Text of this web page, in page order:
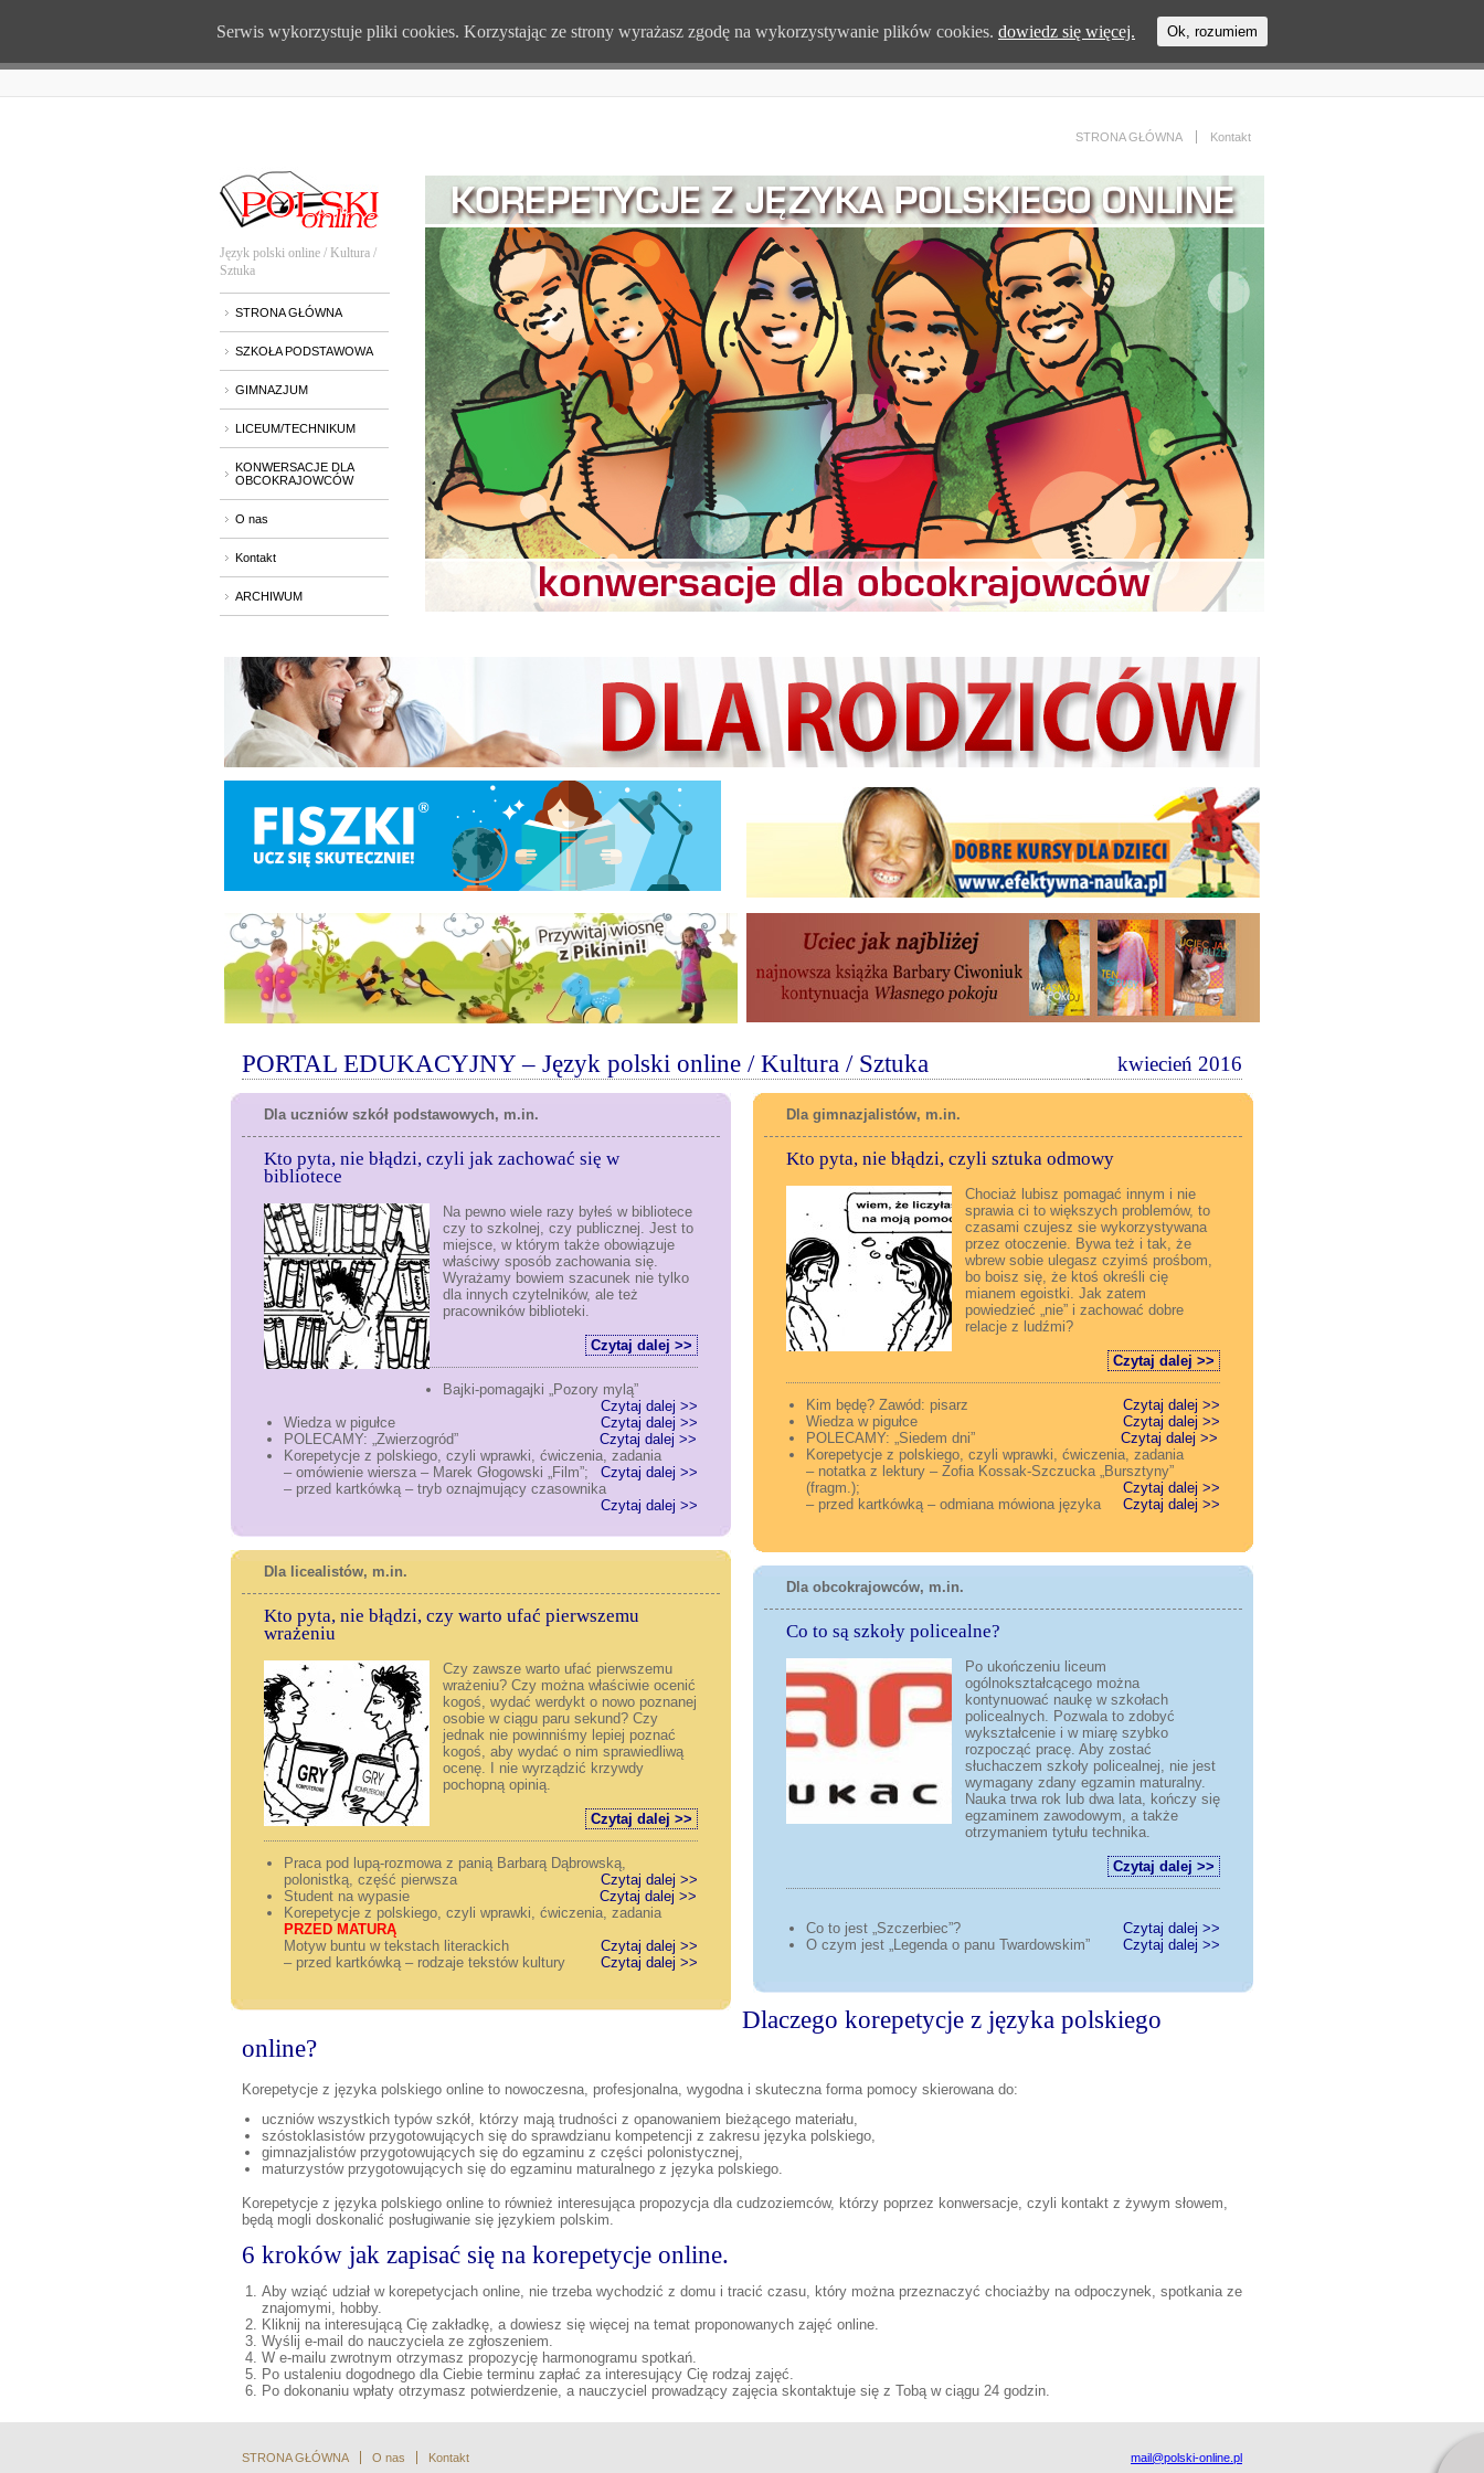
STRONA GŁÓWNA Kontakt
Język polski online / Kultura /
Sztuka
STRONA GŁÓWNA
SZKOŁA PODSTAWOWA
GIMNAZJUM
LICEUM/TECHNIKUM
KONWERSACJE DLA
OBCOKRAJOWCÓW
O nas
Kontakt
ARCHIWUM
PORTAL EDUKACYJNY – Język polski online / Kultura / Sztuka kwiecień 2016
Dla uczniów szkół podstawowych, m.in.
Kto pyta, nie błądzi, czyli jak zachować się w
bibliotece
Na pewno wiele razy byłeś w bibliotece
czy to szkolnej, czy publicznej. Jest to
miejsce, w którym także obowiązuje
właściwy sposób zachowania się.
Wyrażamy bowiem szacunek nie tylko
dla innych czytelników, ale też
pracowników biblioteki.
Czytaj dalej >>
Bajki-pomagajki „Pozory mylą”
Czytaj dalej >>
Wiedza w pigułce
Czytaj dalej >>
POLECAMY: „Zwierzogród” Czytaj dalej >>
Korepetycje z polskiego, czyli wprawki, ćwiczenia, zadania
– omówienie wiersza – Marek Głogowski „Film”;
Czytaj dalej >>
– przed kartkówką – tryb oznajmujący czasownika
Czytaj dalej >>
Dla licealistów, m.in.
Kto pyta, nie błądzi, czy warto ufać pierwszemu
wrażeniu
Czy zawsze warto ufać pierwszemu
wrażeniu? Czy można właściwie ocenić
kogoś, wydać werdykt o nowo poznanej
osobie w ciągu paru sekund? Czy
jednak nie powinniśmy lepiej poznać
kogoś, aby wydać o nim sprawiedliwą
ocenę. I nie wyrządzić krzywdy
pochopną opinią.
Czytaj dalej >>
Praca pod lupą-rozmowa z panią Barbarą Dąbrowską,
polonistką, część pierwsza
Czytaj dalej >>
Student na wypasie Czytaj dalej >>
Korepetycje z polskiego, czyli wprawki, ćwiczenia, zadania
PRZED MATURĄ
Motyw buntu w tekstach literackich
Czytaj dalej >>
– przed kartkówką – rodzaje tekstów kultury
Czytaj dalej >>
Dla gimnazjalistów, m.in.
Kto pyta, nie błądzi, czyli sztuka odmowy
Chociaż lubisz pomagać innym i nie
sprawia ci to większych problemów, to
czasami czujesz sie wykorzystywana
przez otoczenie. Bywa też i tak, że
wbrew sobie ulegasz czyimś prośbom,
bo boisz się, że ktoś określi cię
mianem egoistki. Jak zatem
powiedzieć „nie” i zachować dobre
relacje z ludźmi?
Czytaj dalej >>
Kim będę? Zawód: pisarz
Czytaj dalej >>
Wiedza w pigułce
Czytaj dalej >>
POLECAMY: „Siedem dni” Czytaj dalej >>
Korepetycje z polskiego, czyli wprawki, ćwiczenia, zadania
– notatka z lektury – Zofia Kossak-Szczucka „Bursztyny”
(fragm.);
Czytaj dalej >>
– przed kartkówką – odmiana mówiona języka
Czytaj dalej >>
Dla obcokrajowców, m.in.
Co to są szkoły policealne?
Po ukończeniu liceum
ogólnokształcącego można
kontynuować naukę w szkołach
policealnych. Pozwala to zdobyć
wykształcenie i w miarę szybko
rozpocząć pracę. Aby zostać
słuchaczem szkoły policealnej, nie jest
wymagany zdany egzamin maturalny.
Nauka trwa rok lub dwa lata, kończy się
egzaminem zawodowym, a także
otrzymaniem tytułu technika.
Czytaj dalej >>
Co to jest „Szczerbiec”?
Czytaj dalej >>
O czym jest „Legenda o panu Twardowskim”
Czytaj dalej >>
Dlaczego korepetycje z języka polskiego
online?
Korepetycje z języka polskiego online to nowoczesna, profesjonalna, wygodna i skuteczna forma pomocy skierowana do:
uczniów wszystkich typów szkół, którzy mają trudności z opanowaniem bieżącego materiału,
szóstoklasistów przygotowujących się do sprawdzianu kompetencji z zakresu języka polskiego,
gimnazjalistów przygotowujących się do egzaminu z części polonistycznej,
maturzystów przygotowujących się do egzaminu maturalnego z języka polskiego.
Korepetycje z języka polskiego online to również interesująca propozycja dla cudzoziemców, którzy poprzez konwersacje, czyli kontakt z żywym słowem,
będą mogli doskonalić posługiwanie się językiem polskim.
6 kroków jak zapisać się na korepetycje online.
Aby wziąć udział w korepetycjach online, nie trzeba wychodzić z domu i tracić czasu, który można przeznaczyć chociażby na odpoczynek, spotkania ze
znajomymi, hobby.
Kliknij na interesującą Cię zakładkę, a dowiesz się więcej na temat proponowanych zajęć online.
Wyślij e-mail do nauczyciela ze zgłoszeniem.
W e-mailu zwrotnym otrzymasz propozycję harmonogramu spotkań.
Po ustaleniu dogodnego dla Ciebie terminu zapłać za interesujący Cię rodzaj zajęć.
Po dokonaniu wpłaty otrzymasz potwierdzenie, a nauczyciel prowadzący zajęcia skontaktuje się z Tobą w ciągu 24 godzin.
STRONA GŁÓWNA O nas Kontakt mail@polski-online.pl
Serwis wykorzystuje pliki cookies. Korzystając ze strony wyrażasz zgodę na wykorzystywanie plików cookies. dowiedz się więcej. Ok, rozumiem